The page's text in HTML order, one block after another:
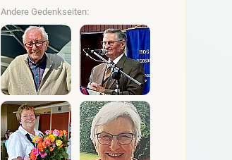
Andere Gedenkseiten: